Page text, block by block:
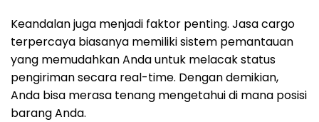
Keandalan juga menjadi faktor penting. Jasa cargo
terpercaya biasanya memiliki sistem pemantauan
yang memudahkan Anda untuk melacak status
pengiriman secara real-time. Dengan demikian,
Anda bisa merasa tenang mengetahui di mana posisi
barang Anda.